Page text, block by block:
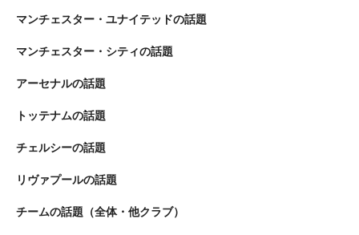
マンチェスター・ユナイテッドの話題
マンチェスター・シティの話題
アーセナルの話題
トッテナムの話題
チェルシーの話題
リヴァプールの話題
チームの話題（全体・他クラブ）